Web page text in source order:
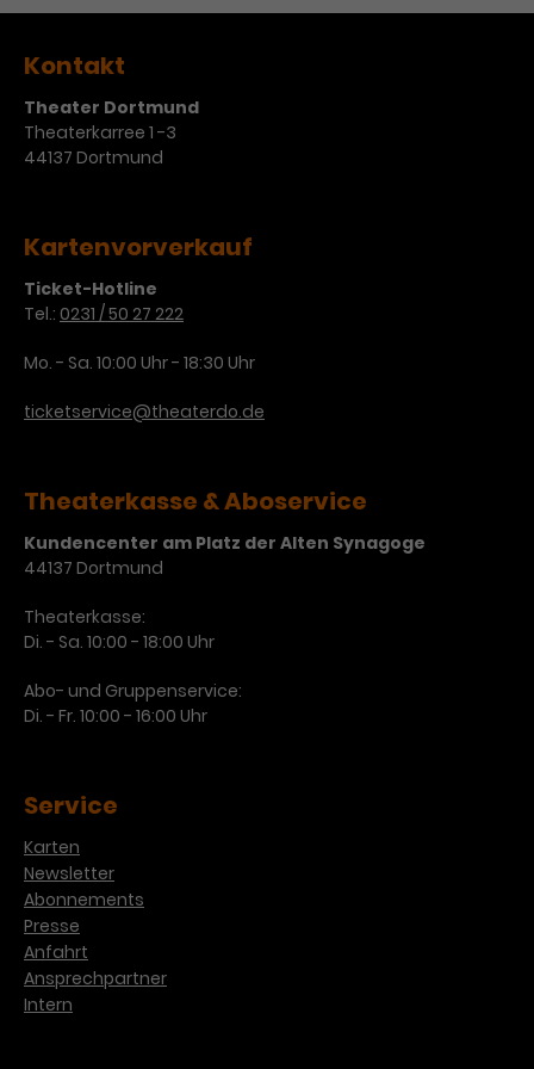
Kontakt
Theater Dortmund
Theaterkarree 1 -3
44137 Dortmund
Kartenvorverkauf
Ticket-Hotline
Tel.: 0231 / 50 27 222
Mo. - Sa. 10:00 Uhr - 18:30 Uhr
ticketservice@theaterdo.de
Theaterkasse & Aboservice
Kundencenter am Platz der Alten Synagoge
44137 Dortmund
Theaterkasse:
Di. - Sa. 10:00 - 18:00 Uhr
Abo- und Gruppenservice:
Di. - Fr. 10:00 - 16:00 Uhr
Service
Karten
Newsletter
Abonnements
Presse
Anfahrt
Ansprechpartner
Intern